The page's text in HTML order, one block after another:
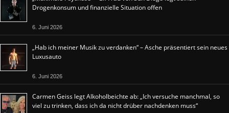
Drogenkonsum und finanzielle Situation offen
6. Juni 2026
„Hab ich meiner Musik zu verdanken“ – Asche präsentiert sein neues
Luxusauto
6. Juni 2026
Carmen Geiss legt Alkoholbeichte ab: „Ich versuche manchmal, so
viel zu trinken, dass ich da nicht drüber nachdenken muss“